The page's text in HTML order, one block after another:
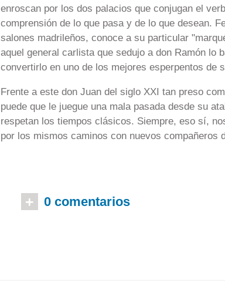
enroscan por los dos palacios que conjugan el
comprensión de lo que pasa y de lo que desean.
salones madrileños, conoce a su particular
aquel general carlista que sedujo a don Ramón lo
convertirlo en uno de los mejores esperpentos de
Frente a este don Juan del siglo XXI tan preso
puede que le juegue una mala pasada desde su
respetan los tiempos clásicos. Siempre, eso sí,
por los mismos caminos con nuevos compañeros
+ 0 comentarios